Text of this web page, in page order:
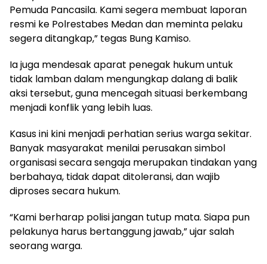
Pemuda Pancasila. Kami segera membuat laporan
resmi ke Polrestabes Medan dan meminta pelaku
segera ditangkap,” tegas Bung Kamiso.
Ia juga mendesak aparat penegak hukum untuk
tidak lamban dalam mengungkap dalang di balik
aksi tersebut, guna mencegah situasi berkembang
menjadi konflik yang lebih luas.
Kasus ini kini menjadi perhatian serius warga sekitar.
Banyak masyarakat menilai perusakan simbol
organisasi secara sengaja merupakan tindakan yang
berbahaya, tidak dapat ditoleransi, dan wajib
diproses secara hukum.
“Kami berharap polisi jangan tutup mata. Siapa pun
pelakunya harus bertanggung jawab,” ujar salah
seorang warga.